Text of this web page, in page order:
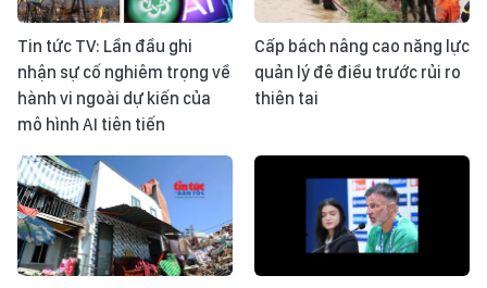
Tin tức TV: Lần đầu ghi
nhận sự cố nghiêm trọng về
hành vi ngoài dự kiến của
mô hình AI tiên tiến
Cấp bách nâng cao năng lực
quản lý đê điều trước rủi ro
thiên tai